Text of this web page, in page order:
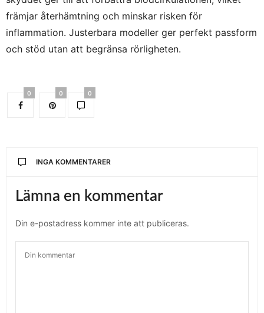
främjar återhämtning och minskar risken för
inflammation. Justerbara modeller ger perfekt passform
och stöd utan att begränsa rörligheten.
0 0 0
INGA KOMMENTARER
Lämna en kommentar
Din e-postadress kommer inte att publiceras.